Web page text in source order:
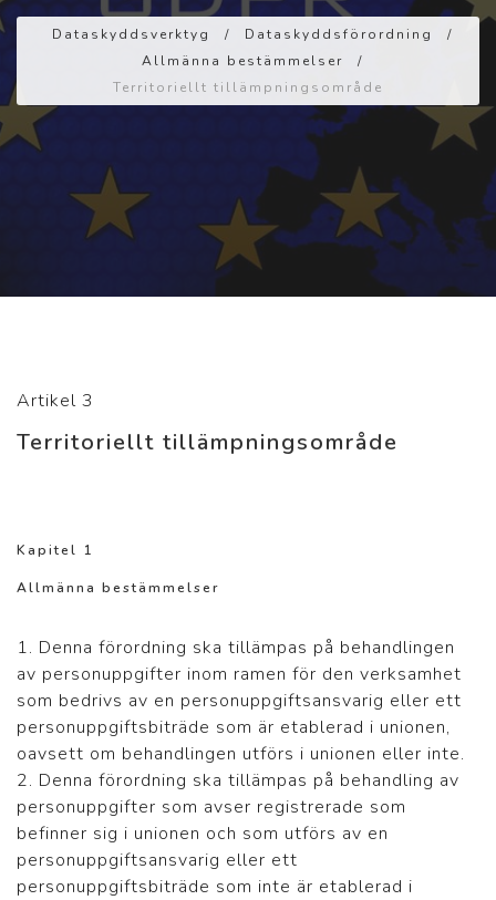
Dataskyddsverktyg / Dataskyddsförordning
/
Allmänna bestämmelser
/
Territoriellt tillämpningsområde
Artikel 3
Territoriellt tillämpningsområde
Kapitel 1
Allmänna bestämmelser
1. Denna förordning ska tillämpas på behandlingen
av personuppgifter inom ramen för den verksamhet
som bedrivs av en personuppgiftsansvarig eller ett
personuppgiftsbiträde som är etablerad i unionen,
oavsett om behandlingen utförs i unionen eller inte.
2. Denna förordning ska tillämpas på behandling av
personuppgifter som avser registrerade som
befinner sig i unionen och som utförs av en
personuppgiftsansvarig eller ett
personuppgiftsbiträde som inte är etablerad i